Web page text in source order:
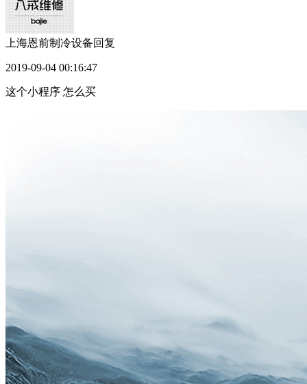
上海恩前制冷设备回复
2019-09-04 00:16:47
这个小程序 怎么买